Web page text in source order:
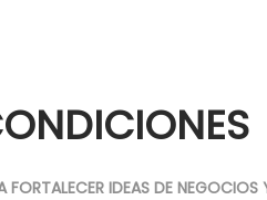
FORTALECER IDEAS DE